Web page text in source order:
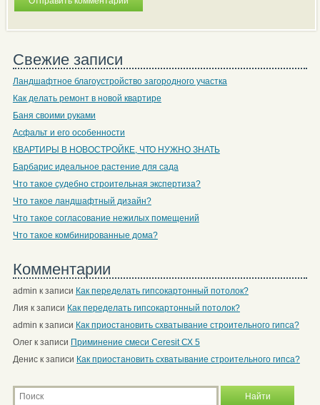
Свежие записи
Ландшафтное благоустройство загородного участка
Как делать ремонт в новой квартире
Баня своими руками
Асфальт и его особенности
КВАРТИРЫ В НОВОСТРОЙКЕ, ЧТО НУЖНО ЗНАТЬ
Барбарис идеальное растение для сада
Что такое судебно строительная экспертиза?
Что такое ландшафтный дизайн?
Что такое согласование нежилых помещений
Что такое комбинированные дома?
Комментарии
admin к записи Как переделать гипсокартонный потолок?
Лия к записи Как переделать гипсокартонный потолок?
admin к записи Как приостановить схватывание строительного гипса?
Олегк записи Приминение смеси Ceresit СХ 5
Дениск записи Как приостановить схватывание строительного гипса?